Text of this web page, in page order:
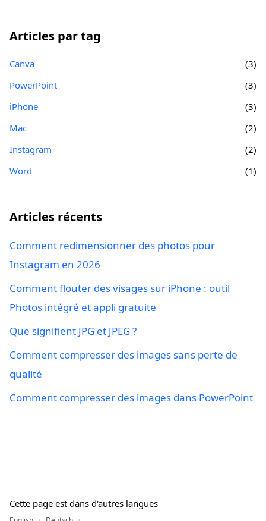
Articles par tag
Canva
(3)
PowerPoint
(3)
iPhone
(3)
Mac
(2)
Instagram
(2)
Word
(1)
Articles récents
Comment redimensionner des photos pour
Instagram en 2026
Comment flouter des visages sur iPhone : outil
Photos intégré et appli gratuite
Que signifient JPG et JPEG ?
Comment compresser des images sans perte de
qualité
Comment compresser des images dans PowerPoint
Cette page est dans d'autres langues